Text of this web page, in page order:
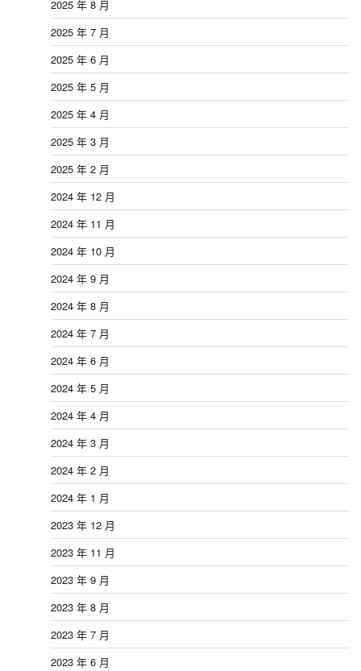
2025 年 8 月
2025 年 7 月
2025 年 6 月
2025 年 5 月
2025 年 4 月
2025 年 3 月
2025 年 2 月
2024 年 12 月
2024 年 11 月
2024 年 10 月
2024 年 9 月
2024 年 8 月
2024 年 7 月
2024 年 6 月
2024 年 5 月
2024 年 4 月
2024 年 3 月
2024 年 2 月
2024 年 1 月
2023 年 12 月
2023 年 11 月
2023 年 9 月
2023 年 8 月
2023 年 7 月
2023 年 6 月